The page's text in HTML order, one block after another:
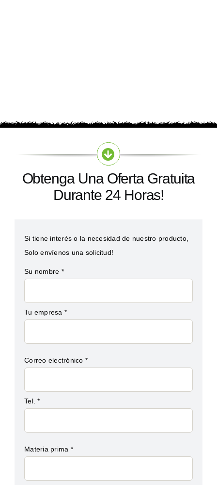
Obtenga Una Oferta Gratuita
Durante 24 Horas!
Si tiene interés o la necesidad de nuestro producto,
Solo envíenos una solicitud!
Su nombre *
Tu empresa *
Correo electrónico *
Tel. *
Materia prima *